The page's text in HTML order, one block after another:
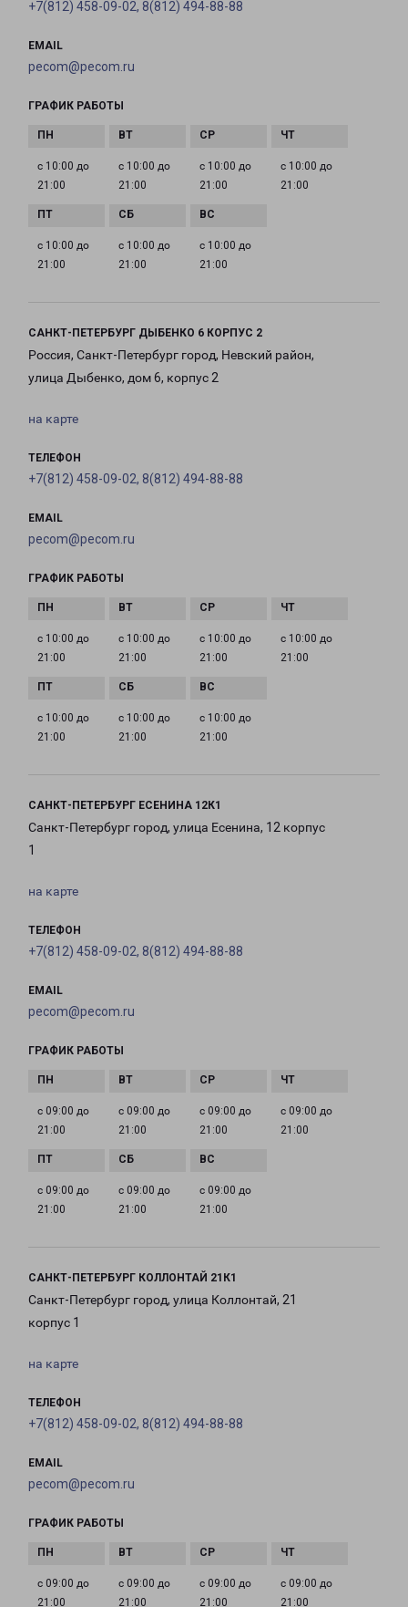
+7(812) 458-09-02, 8(812) 494-88-88
EMAIL
pecom@pecom.ru
ГРАФИК РАБОТЫ
с 10:00 до
21:00
с 10:00 до
21:00
с 10:00 до
21:00
с 10:00 до
21:00
с 10:00 до
21:00
с 10:00 до
21:00
с 10:00 до
21:00
САНКТ-ПЕТЕРБУРГ ДЫБЕНКО 6 КОРПУС 2
Россия, Санкт-Петербург город, Невский район,
улица Дыбенко, дом 6, корпус 2
на карте
ТЕЛЕФОН
+7(812) 458-09-02, 8(812) 494-88-88
EMAIL
pecom@pecom.ru
ГРАФИК РАБОТЫ
с 10:00 до
21:00
с 10:00 до
21:00
с 10:00 до
21:00
с 10:00 до
21:00
с 10:00 до
21:00
с 10:00 до
21:00
с 10:00 до
21:00
САНКТ-ПЕТЕРБУРГ ЕСЕНИНА 12К1
Санкт-Петербург город, улица Есенина, 12 корпус
1
на карте
ТЕЛЕФОН
+7(812) 458-09-02, 8(812) 494-88-88
EMAIL
pecom@pecom.ru
ГРАФИК РАБОТЫ
с 09:00 до
21:00
с 09:00 до
21:00
с 09:00 до
21:00
с 09:00 до
21:00
с 09:00 до
21:00
с 09:00 до
21:00
с 09:00 до
21:00
САНКТ-ПЕТЕРБУРГ КОЛЛОНТАЙ 21К1
Санкт-Петербург город, улица Коллонтай, 21
корпус 1
на карте
ТЕЛЕФОН
+7(812) 458-09-02, 8(812) 494-88-88
EMAIL
pecom@pecom.ru
ГРАФИК РАБОТЫ
с 09:00 до
21:00
с 09:00 до
21:00
с 09:00 до
21:00
с 09:00 до
21:00